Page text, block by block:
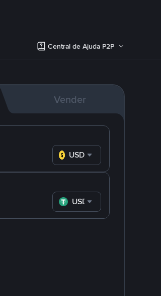
Central de Ajuda P2P
Vender
USD
USDT